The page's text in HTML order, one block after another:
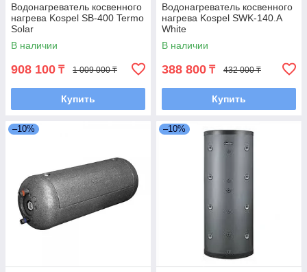
Водонагреватель косвенного
нагрева Kospel SB-400 Termo
Solar
В наличии
908 100 ₸ 1 009 000 ₸
Купить
Водонагреватель косвенного
нагрева Kospel SWK-140.A
White
В наличии
388 800 ₸ 432 000 ₸
Купить
–10% –10%